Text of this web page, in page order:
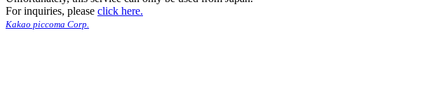
For inquiries, please click here.
Kakao piccoma Corp.